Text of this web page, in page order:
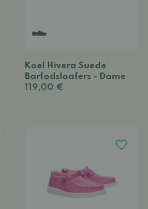
Koel Hivera Suede
Barfodsloafers - Dame
119,00 €